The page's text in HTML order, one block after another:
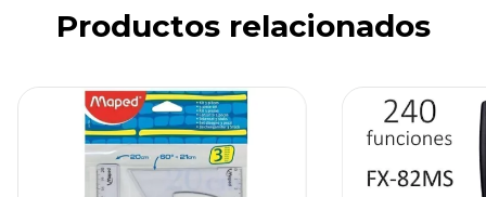
Productos relacionados